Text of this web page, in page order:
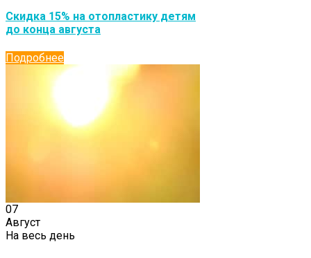
Скидка 15% на отопластику детям
до конца августа
Подробнее
07
Август
На весь день